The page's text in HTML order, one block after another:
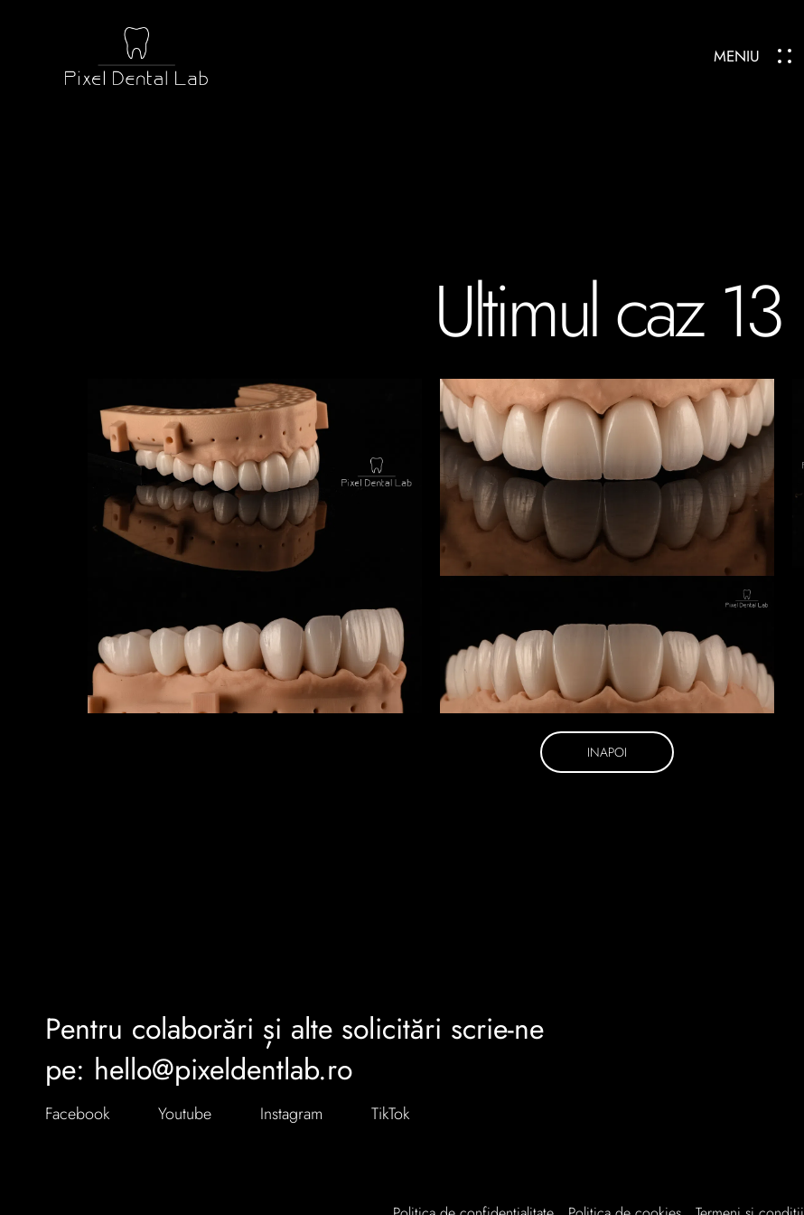
MENIU
Ultimul caz 13
INAPOI
Pentru colaborări și alte solicitări scrie-ne
pe: hello@pixeldentlab.ro
Facebook Youtube Instagram TikTok